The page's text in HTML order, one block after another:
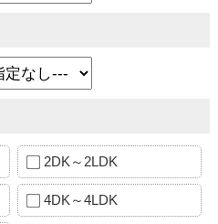
2DK～2LDK
4DK～4LDK